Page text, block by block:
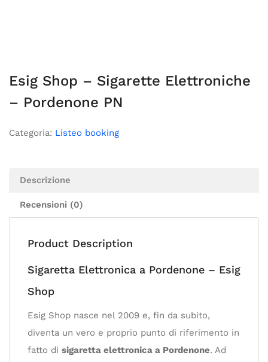
Esig Shop – Sigarette Elettroniche
– Pordenone PN
Categoria: Listeo booking
Descrizione
Recensioni (0)
Product Description
Sigaretta Elettronica a Pordenone – Esig
Shop
Esig Shop nasce nel 2009 e, fin da subito,
diventa un vero e proprio punto di riferimento in
fatto di sigaretta elettronica a Pordenone. Ad